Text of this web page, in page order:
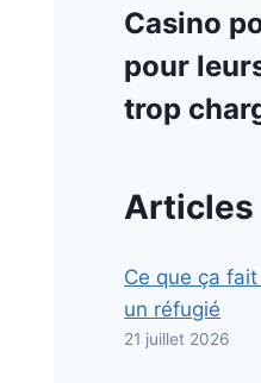
Casino
pour
trop
Articles
Ce que ça
un réfugié
21 juillet 2026